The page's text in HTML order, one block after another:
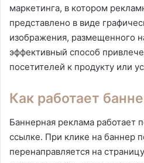
маркетинга, в котором
представлено в виде
изображения, размещенного
эффективный способ
посетителей к продукту или
Как работает
Баннерная реклама работает
ссылке. При клике на баннер
перенаправляется на